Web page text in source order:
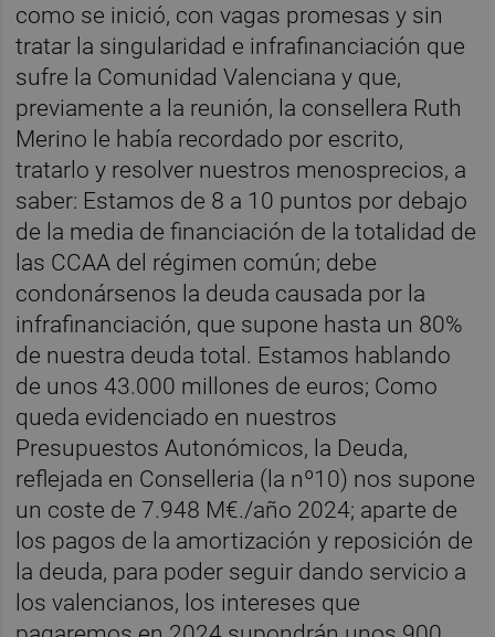
como se inició, con vagas promesas y sin
tratar la singularidad e infrafinanciación que
sufre la Comunidad Valenciana y que,
previamente a la reunión, la consellera Ruth
Merino le había recordado por escrito,
tratarlo y resolver nuestros menosprecios, a
saber: Estamos de 8 a 10 puntos por debajo
de la media de financiación de la totalidad de
las CCAA del régimen común; debe
condonársenos la deuda causada por la
infrafinanciación, que supone hasta un 80%
de nuestra deuda total. Estamos hablando
de unos 43.000 millones de euros; Como
queda evidenciado en nuestros
Presupuestos Autonómicos, la Deuda,
reflejada en Conselleria (la nº10) nos supone
un coste de 7.948 M€./año 2024; aparte de
los pagos de la amortización y reposición de
la deuda, para poder seguir dando servicio a
los valencianos, los intereses que